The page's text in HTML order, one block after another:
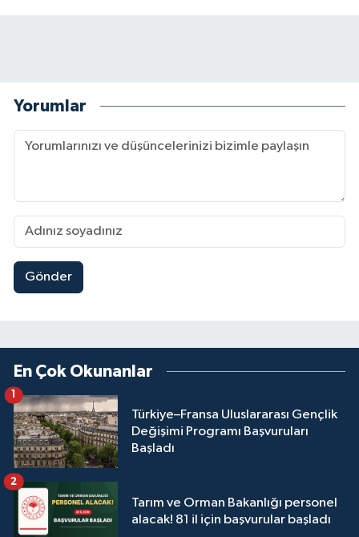
Yorumlar
Gönder
En Çok Okunanlar
Türkiye–Fransa Uluslararası Gençlik
Değişimi Programı Başvuruları
Başladı
1
Tarım ve Orman Bakanlığı personel
alacak! 81 il için başvurular başladı
2